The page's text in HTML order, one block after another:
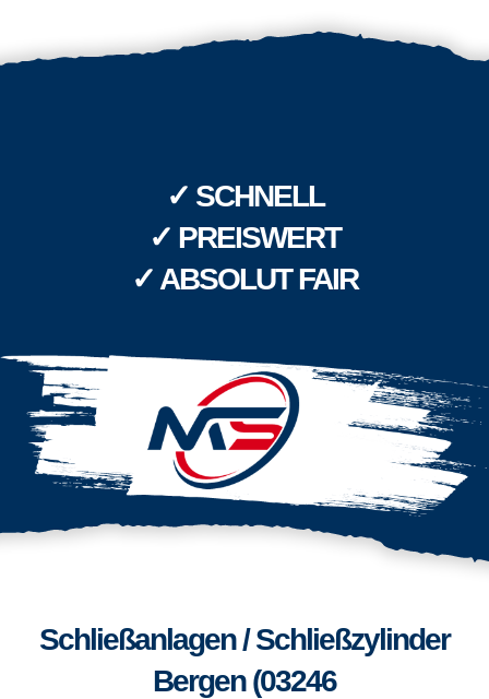
✓ SCHNELL
✓ PREISWERT
✓ ABSOLUT FAIR
Schließanlagen / Schließzylinder
Bergen (03246